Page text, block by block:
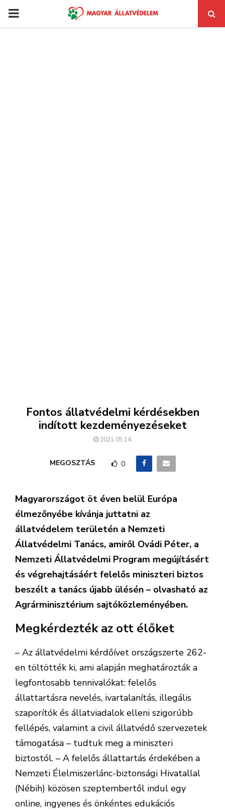
PRIMARY
Fontos állatvédelmi kérdésekben
indított kezdeményezéseket
2021.05.14.
MEGOSZTÁS 0
Magyarországot öt éven belül Európa
élmezőnyébe kívánja juttatni az
állatvédelem területén a Nemzeti
Állatvédelmi Tanács, amiről Ovádi Péter, a
Nemzeti Állatvédelmi Program megújításért
és végrehajtásáért felelős miniszteri biztos
beszélt a tanács újabb ülésén – olvasható az
Agrárminisztérium sajtóközleményében.
Megkérdezték az ott élőket
– Az állatvédelmi kérdőívet országszerte 262-
en töltötték ki, ami alapján meghatározták a
legfontosabb tennivalókat: felelős
állattartásra nevelés, ivartalanítás, illegális
szaporítók és állatviadalok elleni szigorúbb
fellépés, valamint a civil állatvédő szervezetek
támogatása – tudtuk meg a miniszteri
biztostól. – A felelős állattartás érdekében a
Nemzeti Élelmiszerlánc-biztonsági Hivatallal
(Nébih) közösen szeptembertől indul egy
online, ingyenes és önkéntes edukációs